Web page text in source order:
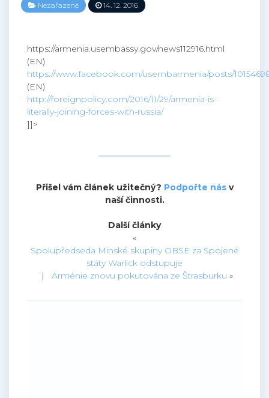
Nezařazené 14. 12. 2016
https://armenia.usembassy.gov/news112916.html
(EN)
https://www.facebook.com/usembarmenia/posts/
(EN)
http://foreignpolicy.com/2016/11/29/armenia-is-
literally-joining-forces-with-russia/
]]>
Přišel vám článek užitečný? Podpořte násv
naší činnosti.
Další články
«
Spolupředseda Minské skupiny OBSE za Spojené
státy Warlick odstupuje
| Arménie znovu pokutována ze Štrasburku »